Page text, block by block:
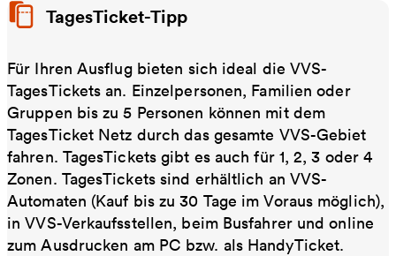
TagesTicket-Tipp
Für Ihren Ausflug bieten sich ideal die VVS-
TagesTickets an. Einzelpersonen, Familien oder
Gruppen bis zu 5 Personen können mit dem
TagesTicket Netz durch das gesamte VVS-Gebiet
fahren. TagesTickets gibt es auch für 1, 2, 3 oder 4
Zonen. TagesTickets sind erhältlich an VVS-
Automaten (Kauf bis zu 30 Tage im Voraus möglich),
in VVS-Verkaufsstellen, beim Busfahrer und online
zum Ausdrucken am PC bzw. als HandyTicket.